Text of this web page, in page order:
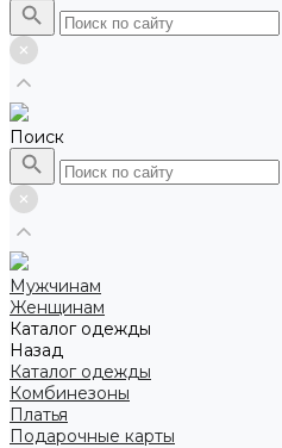
Поиск
Мужчинам
Женщинам
Каталог одежды
Назад
Каталог одежды
Комбинезоны
Платья
Подарочные карты